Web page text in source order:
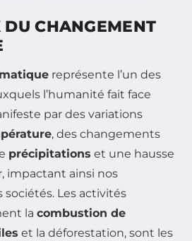
DU CHANGEMENT
représente l’un des
l’humanité fait face
par des variations
, des changements
précipitations et une hausse
impactant ainsi nos
Les activités
la combustion de
et la déforestation, sont les